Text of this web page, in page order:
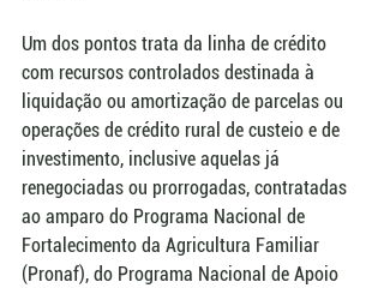
Um dos pontos trata da linha de crédito
com recursos controlados destinada à
liquidação ou amortização de parcelas ou
operações de crédito rural de custeio e de
investimento, inclusive aquelas já
renegociadas ou prorrogadas, contratadas
ao amparo do Programa Nacional de
Fortalecimento da Agricultura Familiar
(Pronaf), do Programa Nacional de Apoio